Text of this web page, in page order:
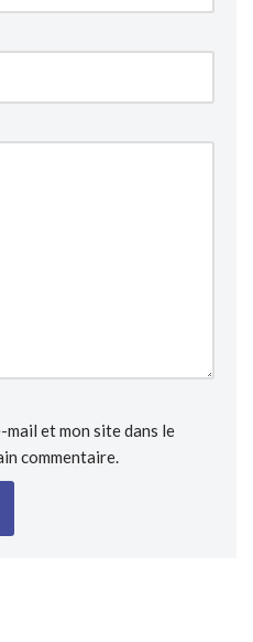
mail et mon site dans le
commentaire.